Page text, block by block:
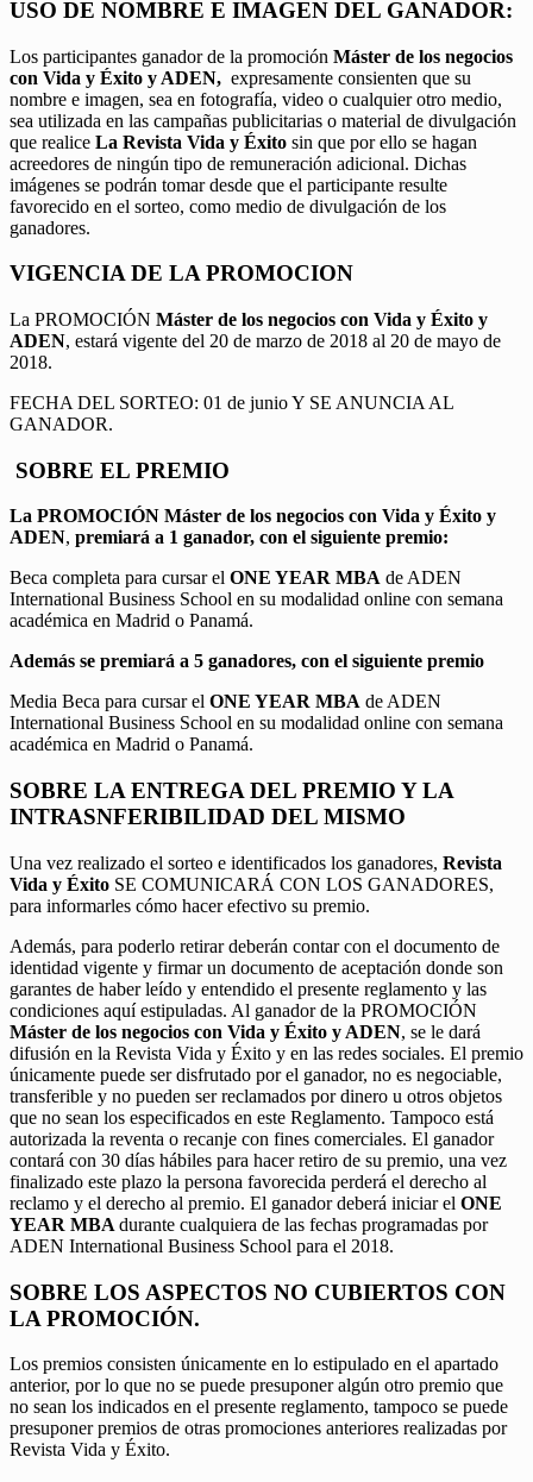
USO DE NOMBRE E IMAGEN DEL GANADOR:
Los participantes ganador de la promoción Máster de los negocios
con Vida y Éxito y ADEN, expresamente consienten que su
nombre e imagen, sea en fotografía, video o cualquier otro medio,
sea utilizada en las campañas publicitarias o material de divulgación
que realice La Revista Vida y Éxito sin que por ello se hagan
acreedores de ningún tipo de remuneración adicional. Dichas
imágenes se podrán tomar desde que el participante resulte
favorecido en el sorteo, como medio de divulgación de los
ganadores.
VIGENCIA DE LA PROMOCION
La PROMOCIÓN Máster de los negocios con Vida y Éxito y
ADEN, estará vigente del 20 de marzo de 2018 al 20 de mayo de
2018.
FECHA DEL SORTEO: 01 de junio Y SE ANUNCIA AL
GANADOR.
SOBRE EL PREMIO
La PROMOCIÓN Máster de los negocios con Vida y Éxito y
ADEN, premiará a 1 ganador, con el siguiente premio:
Beca completa para cursar el ONE YEAR MBA de ADEN
International Business School en su modalidad online con semana
académica en Madrid o Panamá.
Además se premiará a 5 ganadores, con el siguiente premio
Media Beca para cursar el ONE YEAR MBA de ADEN
International Business School en su modalidad online con semana
académica en Madrid o Panamá.
SOBRE LA ENTREGA DEL PREMIO Y LA
INTRASNFERIBILIDAD DEL MISMO
Una vez realizado el sorteo e identificados los ganadores, Revista
Vida y Éxito SE COMUNICARÁ CON LOS GANADORES,
para informarles cómo hacer efectivo su premio.
Además, para poderlo retirar deberán contar con el documento de
identidad vigente y firmar un documento de aceptación donde son
garantes de haber leído y entendido el presente reglamento y las
condiciones aquí estipuladas. Al ganador de la PROMOCIÓN
Máster de los negocios con Vida y Éxito y ADEN, se le dará
difusión en la Revista Vida y Éxito y en las redes sociales. El premio
únicamente puede ser disfrutado por el ganador, no es negociable,
transferible y no pueden ser reclamados por dinero u otros objetos
que no sean los especificados en este Reglamento. Tampoco está
autorizada la reventa o recanje con fines comerciales. El ganador
contará con 30 días hábiles para hacer retiro de su premio, una vez
finalizado este plazo la persona favorecida perderá el derecho al
reclamo y el derecho al premio. El ganador deberá iniciar el ONE
YEAR MBA durante cualquiera de las fechas programadas por
ADEN International Business School para el 2018.
SOBRE LOS ASPECTOS NO CUBIERTOS CON
LA PROMOCIÓN.
Los premios consisten únicamente en lo estipulado en el apartado
anterior, por lo que no se puede presuponer algún otro premio que
no sean los indicados en el presente reglamento, tampoco se puede
presuponer premios de otras promociones anteriores realizadas por
Revista Vida y Éxito.